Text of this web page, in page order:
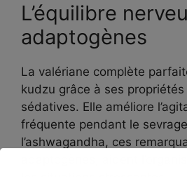
L’équilibre
adaptogènes
La valériane complète
kudzu grâce à ses
sédatives. Elle améliore
fréquente pendant le
l’ashwagandha, ces